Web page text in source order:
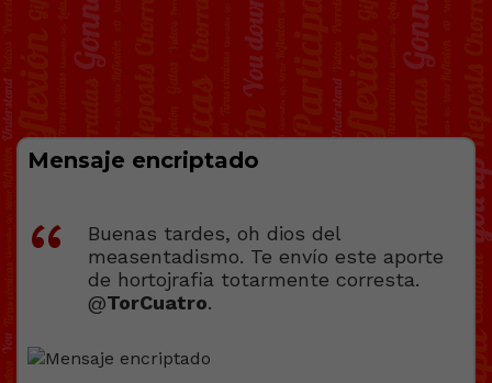
Mensaje encriptado
Buenas tardes, oh dios del
measentadismo. Te envío este aporte
de hortojrafia totarmente corresta.
@TorCuatro.